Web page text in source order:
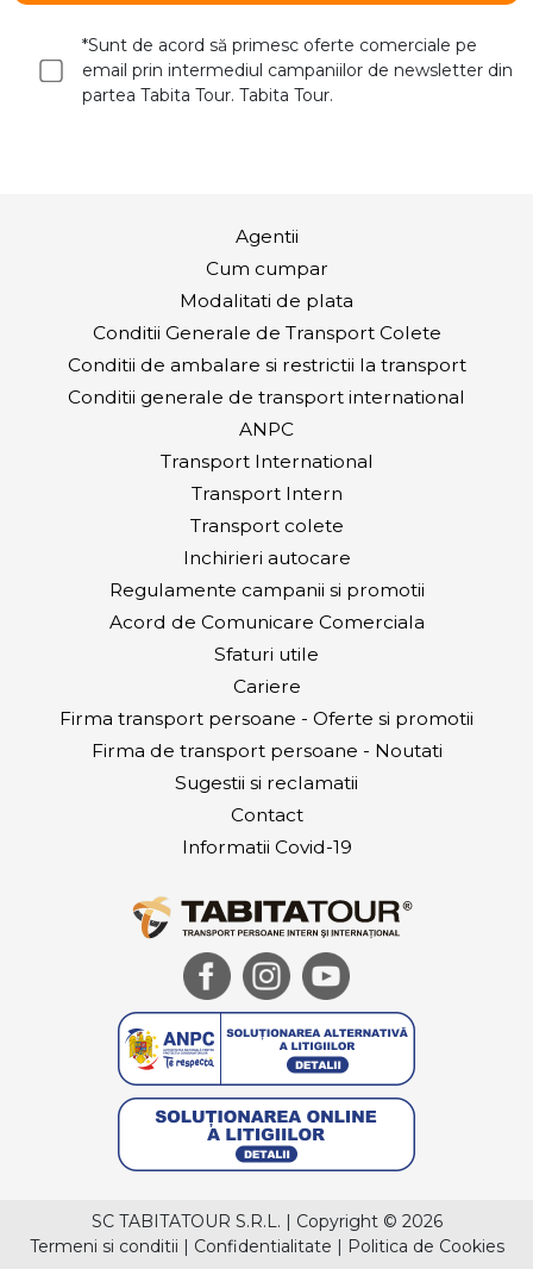
*Sunt de acord să primesc oferte comerciale pe
email prin intermediul campaniilor de newsletter din
partea Tabita Tour. Tabita Tour.
Agentii
Cum cumpar
Modalitati de plata
Conditii Generale de Transport Colete
Conditii de ambalare si restrictii la transport
Conditii generale de transport international
ANPC
Transport International
Transport Intern
Transport colete
Inchirieri autocare
Regulamente campanii si promotii
Acord de Comunicare Comerciala
Sfaturi utile
Cariere
Firma transport persoane - Oferte si promotii
Firma de transport persoane - Noutati
Sugestii si reclamatii
Contact
Informatii Covid-19
SC TABITATOUR S.R.L. | Copyright © 2026
Termeni si conditii | Confidentialitate | Politica de Cookies